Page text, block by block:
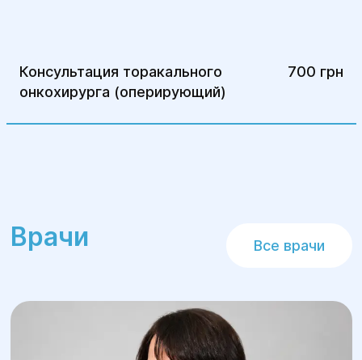
Консультация торакального
онкохирурга (оперирующий)
700 грн
Врачи Все врачи